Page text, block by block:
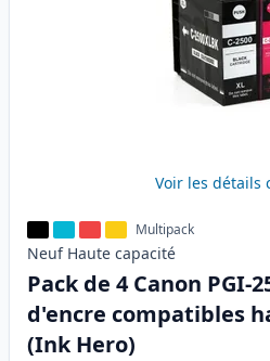
Voir les détails
Multipack
Neuf Haute capacité
Pack de 4 Canon PGI-
d'encre compatibles
(Ink Hero)